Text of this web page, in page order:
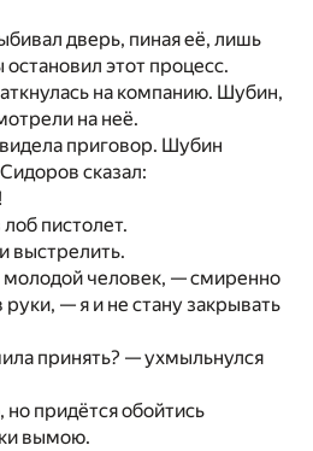
дверь, пиная её, лишь
этот процесс.
на компанию. Шубин,
на неё.
приговор. Шубин
сказал:
пистолет.
выстрелить.
человек, — смиренно
руки, — я и не стану закрывать
принять? — ухмыльнулся
придётся обойтись
вымою.